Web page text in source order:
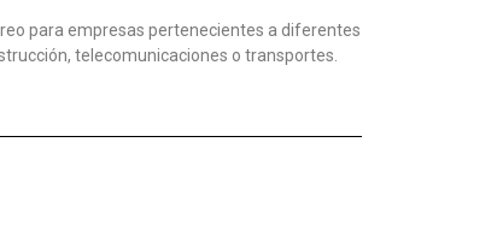
para empresas pertenecientes a diferentes
telecomunicaciones o transportes.